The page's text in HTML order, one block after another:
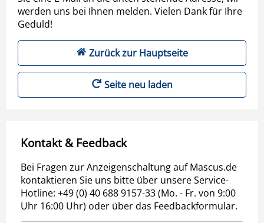
werden uns bei Ihnen melden. Vielen Dank für Ihre
Geduld!
Zurück zur Hauptseite
Seite neu laden
Kontakt & Feedback
Bei Fragen zur Anzeigenschaltung auf Mascus.de
kontaktieren Sie uns bitte über unsere Service-
Hotline: +49 (0) 40 688 9157-33 (Mo. - Fr. von 9:00
Uhr 16:00 Uhr) oder über das Feedbackformular.